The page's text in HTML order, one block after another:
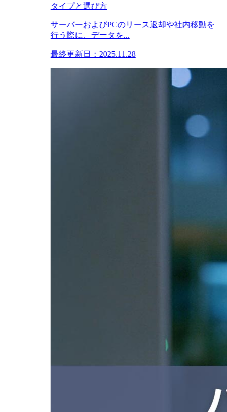
タイプと選び方
サーバーおよびPCのリース返却や社内移動を
行う際に、データを...
最終更新日：2025.11.28